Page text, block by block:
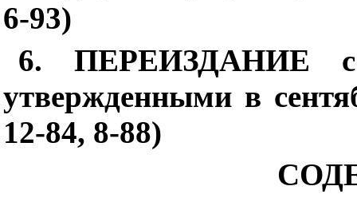
6-93)
6. ПЕРЕИЗДАНИЕ
утвержденными в
12-84, 8-88)